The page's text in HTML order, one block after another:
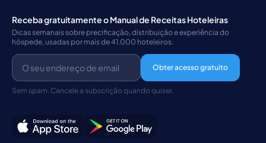
Receba gratuitamente o Manual de Receitas Hoteleiras
Dicas semanais sobre precificação, distribuição e experiência do
hóspede, usadas por mais de 41.000 hoteleiros.
Obter acesso gratuito
Sem spam. Cancele a subscrição quando quiser.